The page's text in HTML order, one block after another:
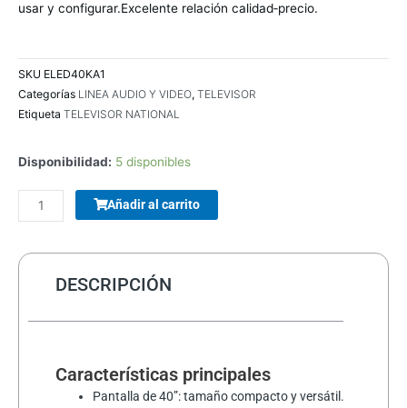
usar y configurar.Excelente relación calidad‑precio.
SKU ELED40KA1
Categorías LINEA AUDIO Y VIDEO, TELEVISOR
Etiqueta TELEVISOR NATIONAL
Disponibilidad: 5 disponibles
COMBO
TECLADO/MOUSE
178990
INALAMBRICO
Añadir al carrito
DESCRIPCIÓN
Características principales
Pantalla de 40”: tamaño compacto y versátil.